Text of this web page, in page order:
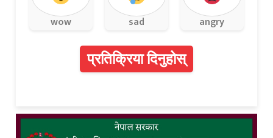
wow sad angry
प्रतिक्रिया दिनुहोस्